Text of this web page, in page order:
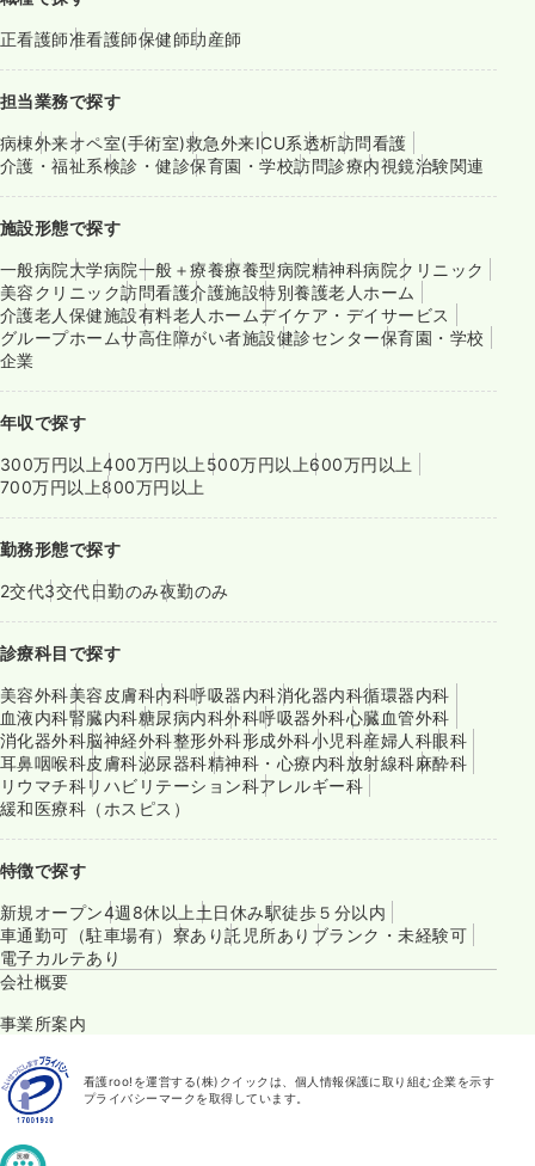
正看護師准看護師保健師助産師
担当業務で探す
病棟外来オペ室(手術室)救急外来ICU系透析訪問看護
介護・福祉系検診・健診保育園・学校訪問診療内視鏡治験関連
施設形態で探す
一般病院大学病院一般＋療養療養型病院精神科病院クリニック
美容クリニック訪問看護介護施設特別養護老人ホーム
介護老人保健施設有料老人ホームデイケア・デイサービス
グループホームサ高住障がい者施設健診センター保育園・学校
企業
年収で探す
300万円以上400万円以上 500万円以上600万円以上
700万円以上800万円以上
勤務形態で探す
2交代3交代日勤のみ夜勤のみ
診療科目で探す
美容外科美容皮膚科内科呼吸器内科消化器内科循環器内科
血液内科腎臓内科糖尿病内科外科呼吸器外科心臓血管外科
消化器外科脳神経外科整形外科形成外科小児科産婦人科眼科
耳鼻咽喉科皮膚科泌尿器科精神科・心療内科放射線科麻酔科
リウマチ科リハビリテーション科アレルギー科
緩和医療科（ホスピス）
特徴で探す
新規オープン4週8休以上 土日休み駅徒歩５分以内
車通勤可（駐車場有） 寮あり託児所あり ブランク・未経験可
電子カルテあり
会社概要
事業所案内
看護roo!を運営する(株)クイックは、個人情報保護に取り組む企業を示す
プライバシーマークを取得しています。